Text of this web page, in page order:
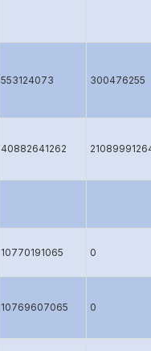
553124073 300476255
40882641262
10770191065 0
10769607065 0